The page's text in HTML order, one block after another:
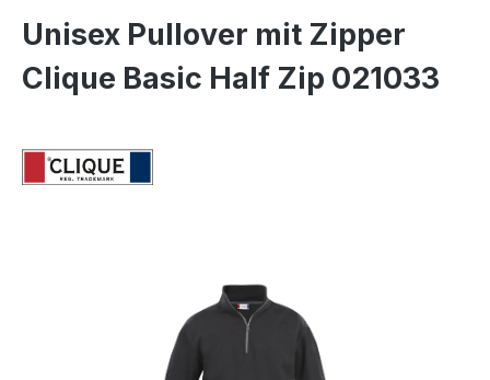
Unisex Pullover mit Zipper
Clique Basic Half Zip 021033